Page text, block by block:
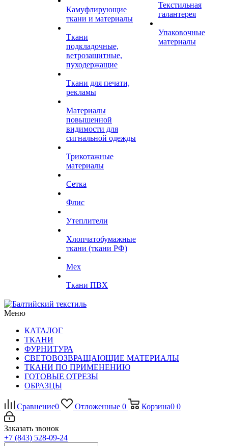
Камуфлирующие
ткани и материалы
Ткани
подкладочные,
ветрозащитные,
пуходержащие
Ткани для печати,
рекламы
Материалы
повышенной
видимости для
сигнальной одежды
Трикотажные
материалы
Сетка
Флис
Утеплители
Хлопчатобумажные
ткани (ткани РФ)
Мех
Ткани ПВХ
Текстильная
галантерея
Упаковочные
материалы
Меню
КАТАЛОГ
ТКАНИ
ФУРНИТУРА
СВЕТОВОЗВРАЩАЮЩИЕ МАТЕРИАЛЫ
ТКАНИ ПО ПРИМЕНЕНИЮ
ГОТОВЫЕ ОТРЕЗЫ
ОБРАЗЦЫ
Сравнение0 Отложенные 0 Корзина0 0
Заказать звонок
+7 (843) 528-09-24